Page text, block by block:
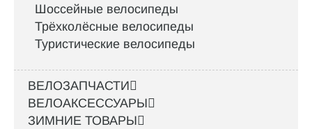
Шоссейные велосипеды
Трёхколёсные велосипеды
Туристические велосипеды
ВЕЛОЗАПЧАСТИ
ВЕЛОАКСЕССУАРЫ
ЗИМНИЕ ТОВАРЫ